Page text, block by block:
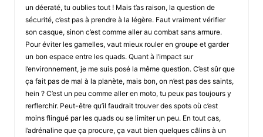
un déeraté, tu oublies tout ! Mais t’as raison, la question de
sécurité, c’est pas à prendre à la légère. Faut vraiment vérifier
son casque, sinon c’est comme aller au combat sans armure.
Pour éviter les gamelles, vaut mieux rouler en groupe et garder
un bon espace entre les quads. Quant à l’impact sur
l’environnement, je me suis posé la même question. C’est sûr que
ça fait pas de mal à la planète, mais bon, on n’est pas des saints,
hein ? C’est un peu comme aller en moto, tu peux pas toujours y
rerflerchir. Peut-être qu’il faudrait trouver des spots où c’est
moins flingué par les quads ou se limiter un peu. En tout cas,
l’adrénaline que ça procure, ça vaut bien quelques câlins à un